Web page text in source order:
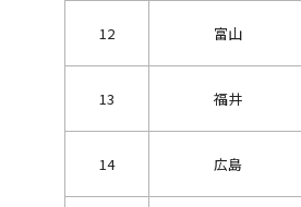
12 富山
13 福井
14 広島